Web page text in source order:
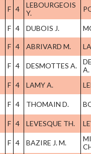
F 4
LEBOURGEOIS
Y.
F 4 DUBOIS J.
F 4 ABRIVARD M.
F 4 DESMOTTES A.
A.
F 4 LAMY A.
F 4 THOMAIN D.
F 4 LEVESQUE TH.
F 4 BAZIRE J. M.